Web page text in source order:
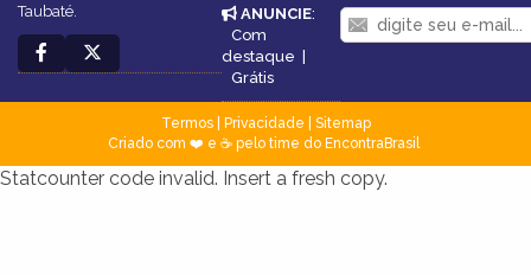
Taubaté.
ANUNCIE:
Com
destaque |
Grátis
Termos| Privacidade
Sitemap
Criado com ❤️ e ☕ pelo time do EncontraBrasil
Statcounter code invalid. Insert a fresh copy.